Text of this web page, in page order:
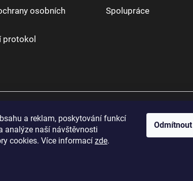
a reklam, poskytování funkcí
analýze naší návštěvnosti
cookies. Více informací zde.
Odmítnout
osobních
protokol
Spolupráce